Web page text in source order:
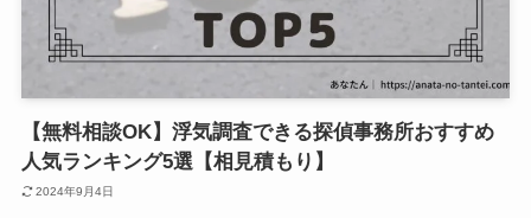
【無料相談OK】浮気調査できる探偵事務所おすすめ
人気ランキング5選【相見積もり】
2024年9月4日